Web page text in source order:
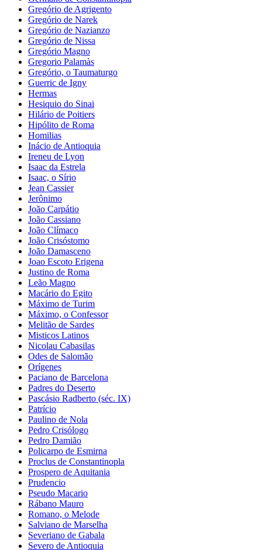
Gregório de Agrigento
Gregório de Narek
Gregório de Nazianzo
Gregório de Nissa
Gregório Magno
Gregorio Palamàs
Gregório, o Taumaturgo
Guerric de Igny
Hermas
Hesiquio do Sinai
Hilário de Poitiers
Hipólito de Roma
Homilias
Inácio de Antioquia
Ireneu de Lyon
Isaac da Estrela
Isaac, o Sírio
Jean Cassier
Jerônimo
João Carpátio
João Cassiano
João Clímaco
João Crisóstomo
João Damasceno
Joao Escoto Erigena
Justino de Roma
Leão Magno
Macário do Egito
Máximo de Turim
Máximo, o Confessor
Melitão de Sardes
Misticos Latinos
Nicolau Cabasilas
Odes de Salomão
Orígenes
Paciano de Barcelona
Padres do Deserto
Pascásio Radberto (séc. IX)
Patrício
Paulino de Nola
Pedro Crisólogo
Pedro Damião
Policarpo de Esmirna
Proclus de Constantinopla
Prospero de Aquitania
Prudencio
Pseudo Macario
Rábano Mauro
Romano, o Melode
Salviano de Marselha
Severiano de Gabala
Severo de Antioquia